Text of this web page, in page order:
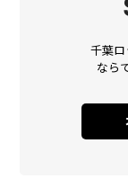
千葉ロ
なら